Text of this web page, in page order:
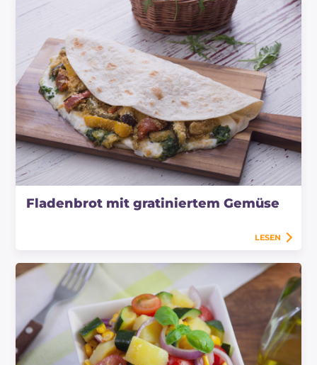
Fladenbrot mit gratiniertem Gemüse
LESEN